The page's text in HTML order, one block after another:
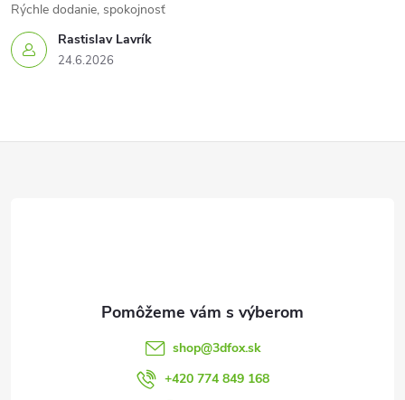
Rastislav Lavrík
24.6.2026
Rýchle dodanie, spokojnosť
shop@3dfox.sk
+420 774 849 168